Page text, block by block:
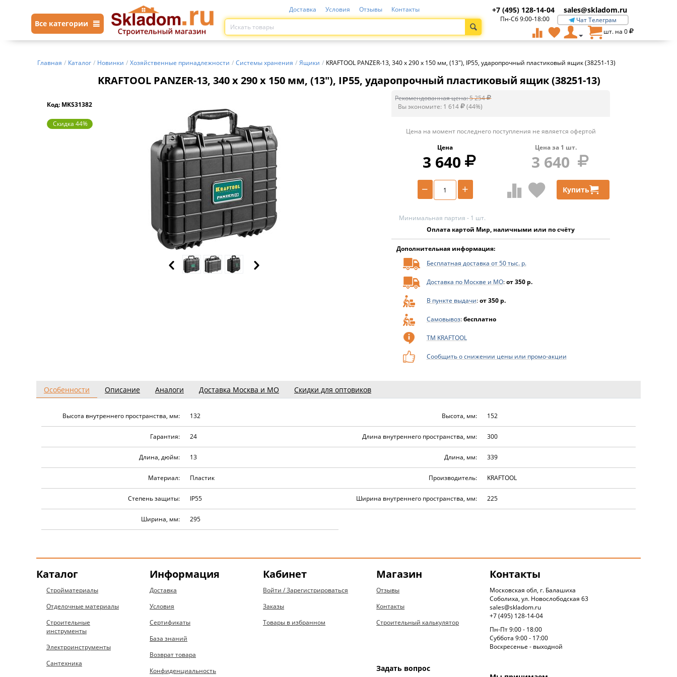
Все категории
Доставка Условия Отзывы Контакты +7 (495) 128-14-04 sales@skladom.ru
Пн-Сб 9:00-18:00
Чат Телеграм
шт. на 0
Главная / Каталог / Новинки / Хозяйственные принадлежности / Системы хранения / Ящики / KRAFTOOL PANZER-13, 340 х 290 х 150 мм, (13″), IP55, ударопрочный пластиковый ящик (38251-13)
KRAFTOOL PANZER-13, 340 х 290 х 150 мм, (13″), IP55, ударопрочный пластиковый ящик (38251-13)
Код: MKS31382
Скидка 44%
Рекомендованная цена:5 254
Вы экономите: 1 614 (44%)
Цена на момент последнего поступления не является офертой
Цена
3 640
Цена за 1 шт.
3 640
+
− Купить
Минимальная партия - 1 шт.
Оплата картой Мир, наличными или по счёту
Дополнительная информация:
Бесплатная доставка от 50 тыс. р.
Доставка по Москве и МО:от 350 р.
В пункте выдачи:от 350 р.
Самовывоз:бесплатно
ТМ KRAFTOOL
Сообщить о снижении цены или промо-акции
Особенности Описание Аналоги Доставка Москва и МО Скидки для оптовиков
Высота внутреннего пространства, мм: 132 Высота, мм: 152
Гарантия: 24 Длина внутреннего пространства, мм: 300
Длина, дюйм: 13 Длина, мм: 339
Материал: Пластик Производитель: KRAFTOOL
Степень защиты: IP55 Ширина внутреннего пространства, мм: 225
Ширина, мм: 295
Каталог
Стройматериалы
Отделочные материалы
Строительные
инструменты
Электроинструменты
Сантехника
Информация
Доставка
Условия
Сертификаты
База знаний
Возврат товара
Конфиденциальность
Кабинет
Войти / Зарегистрироваться
Заказы
Товары в избранном
Магазин
Отзывы
Контакты
Строительный калькулятор
Задать вопрос
Контакты
Московская обл, г. Балашиха
Соболиха, ул. Новослободская 63
sales@skladom.ru
+7 (495) 128-14-04
Пн-Пт 9:00 - 18:00
Суббота 9:00 - 17:00
Воскресенье - выходной